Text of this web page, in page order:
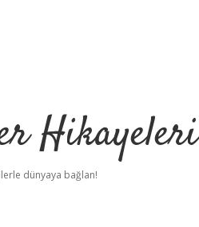
Hikayeleri
dünyaya bağlan!